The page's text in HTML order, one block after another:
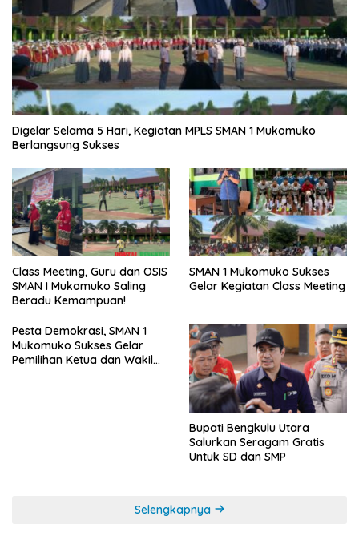
Digelar Selama 5 Hari, Kegiatan MPLS SMAN 1 Mukomuko
Berlangsung Sukses
Class Meeting, Guru dan OSIS
SMAN I Mukomuko Saling
Beradu Kemampuan!
SMAN 1 Mukomuko Sukses
Gelar Kegiatan Class Meeting
Pesta Demokrasi, SMAN 1
Mukomuko Sukses Gelar
Pemilihan Ketua dan Wakil
Bupati Bengkulu Utara
Salurkan Seragam Gratis
Untuk SD dan SMP
Selengkapnya